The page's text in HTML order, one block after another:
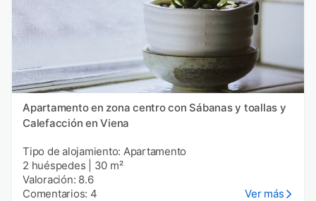
Apartamento en zona centro con Sábanas y toallas y
Calefacción en Viena
Tipo de alojamiento: Apartamento
2 huéspedes
30 m²
Valoración: 8.6
Comentarios: 4
Ver más